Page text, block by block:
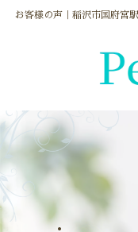
お客様の声｜稲沢市国府宮